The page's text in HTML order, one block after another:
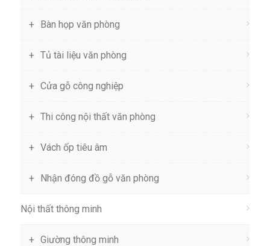
Bàn họp văn phòng
Tủ tài liệu văn phòng
Cửa gỗ công nghiệp
Thi công nội thất văn phòng
Vách ốp tiêu âm
Nhận đóng đồ gỗ văn phòng
Nội thất thông minh
Giường thông minh